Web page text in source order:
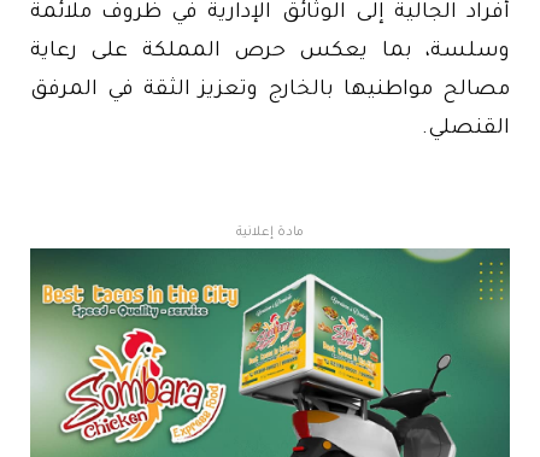
أفراد الجالية إلى الوثائق الإدارية في ظروف ملائمة
وسلسة، بما يعكس حرص المملكة على رعاية
مصالح مواطنيها بالخارج وتعزيز الثقة في المرفق
القنصلي.
مادة إعلانية